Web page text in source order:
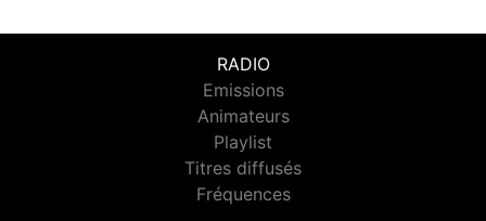
RADIO
Emissions
Animateurs
Playlist
Titres diffusés
Fréquences